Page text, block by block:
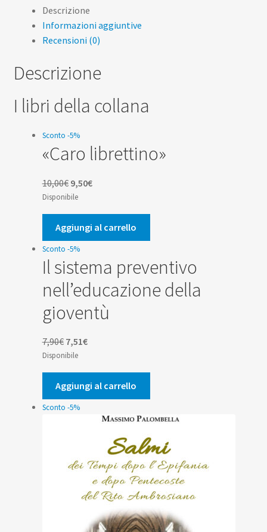
Descrizione
Informazioni aggiuntive
Recensioni (0)
Descrizione
I libri della collana
Sconto -5%
«Caro librettino»
10,00€ Il
prezzo
originale
era:
10,00€.
9,50€Il
attuale
è:
9,50€.
Disponibile
Aggiungi al carrello
Sconto -5%
Il sistema preventivo
nell’educazione della
gioventù
7,90€ Il
prezzo
originale
era:
7,90€.
7,51€Il
attuale
è:
7,51€.
Disponibile
Aggiungi al carrello
Sconto -5%